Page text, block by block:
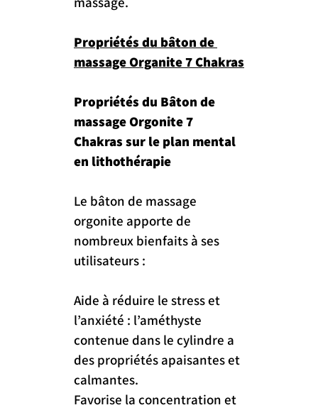
Propriétés du bâton de
massage Organite 7 Chakras
Propriétés du Bâton de
massage Orgonite 7
Chakras sur le plan mental
en lithothérapie
Le bâton de massage
orgonite apporte de
nombreux bienfaits à ses
utilisateurs :
Aide à réduire le stress et
l’anxiété : l’améthyste
contenue dans le cylindre a
des propriétés apaisantes et
calmantes.
Favorise la concentration et